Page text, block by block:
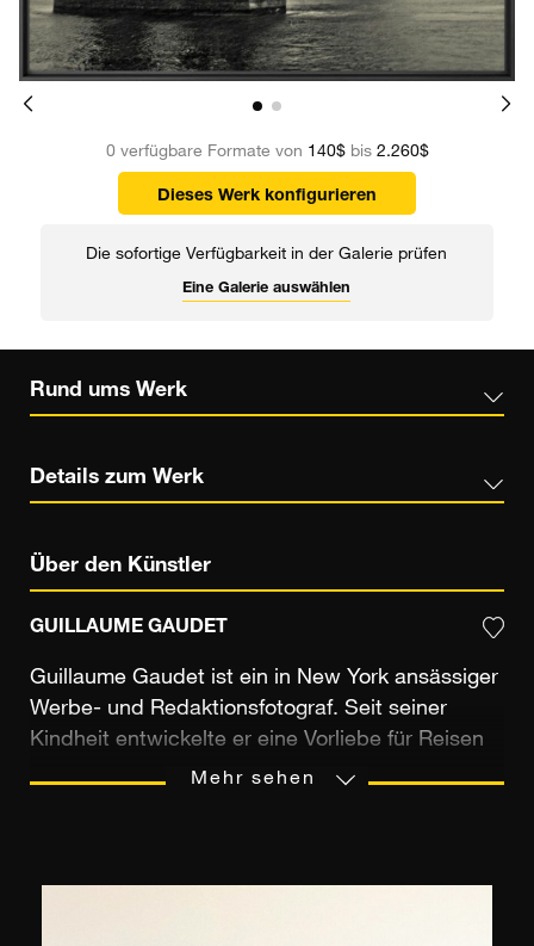
0 verfügbare Formate von 140$bis 2.260$
Dieses Werk konfigurieren
Die sofortige Verfügbarkeit in der Galerie prüfen
Eine Galerie auswählen
Rund ums Werk
Details zum Werk
Über den Künstler
GUILLAUME GAUDET
Guillaume Gaudet ist ein in New York ansässiger
Werbe- und Redaktionsfotograf. Seit seiner
Kindheit entwickelte er eine Vorliebe für Reisen
und die Entdeckung neuer Kulturen. Er lebte in
Mehr sehen